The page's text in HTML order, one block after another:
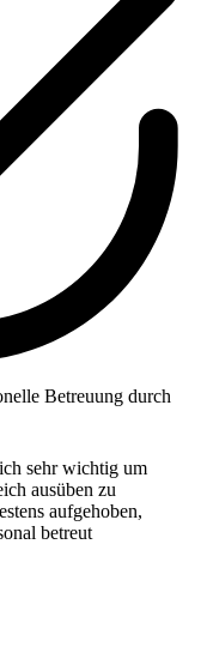
Betreuung durch
sehr wichtig um
ausüben zu
aufgehoben,
betreut